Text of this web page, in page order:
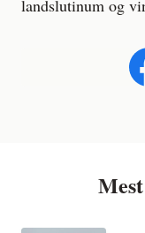
landslutinum og